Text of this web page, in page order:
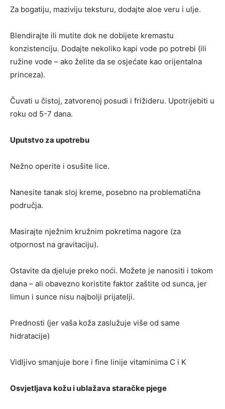
Za bogatiju, maziviju teksturu, dodajte aloe veru i ulje.
Blendirajte ili mutite dok ne dobijete kremastu
konzistenciju. Dodajte nekoliko kapi vode po potrebi (ili
ružine vode – ako želite da se osjećate kao orijentalna
princeza).
Čuvati u čistoj, zatvorenoj posudi i frižideru. Upotrijebiti u
roku od 5-7 dana.
Uputstvo za upotrebu
Nežno operite i osušite lice.
Nanesite tanak sloj kreme, posebno na problematična
područja.
Masirajte nježnim kružnim pokretima nagore (za
otpornost na gravitaciju).
Ostavite da djeluje preko noći. Možete je nanositi i tokom
dana – ali obavezno koristite faktor zaštite od sunca, jer
limun i sunce nisu najbolji prijatelji.
Prednosti (jer vaša koža zaslužuje više od same
hidratacije)
Vidljivo smanjuje bore i fine linije vitaminima C i K
Osvjetljava kožu i ublažava staračke pjege